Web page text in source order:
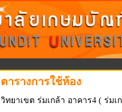
ตารางการใช้ห้อง
วิทยาเขต ร่มเกล้า อาคาร4 ( ร่มเ